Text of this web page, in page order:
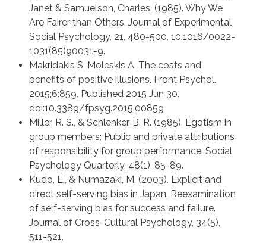
Janet & Samuelson, Charles. (1985). Why We
Are Fairer than Others. Journal of Experimental
Social Psychology. 21. 480-500. 10.1016/0022-
1031(85)90031-9.
Makridakis S, Moleskis A. The costs and
benefits of positive illusions. Front Psychol.
2015;6:859. Published 2015 Jun 30.
doi:10.3389/fpsyg.2015.00859
Miller, R. S., & Schlenker, B. R. (1985). Egotism in
group members: Public and private attributions
of responsibility for group performance. Social
Psychology Quarterly, 48(1), 85-89.
Kudo, E., & Numazaki, M. (2003). Explicit and
direct self-serving bias in Japan. Reexamination
of self-serving bias for success and failure.
Journal of Cross-Cultural Psychology, 34(5),
511-521.